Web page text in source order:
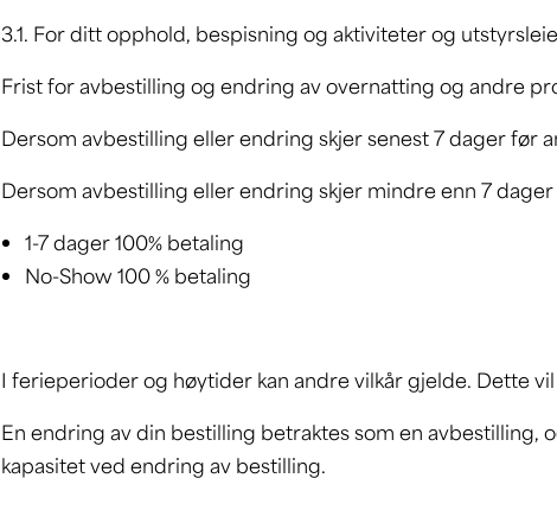
3.1. For ditt opphold, bespisning og aktiviteter og
Frist for avbestilling og endring av overnatting og andre
Dersom avbestilling eller endring skjer senest 7 dager før
Dersom avbestilling eller endring skjer mindre enn 7
1-7 dager 100% betaling
No-Show 100 % betaling
I ferieperioder og høytider kan andre vilkår gjelde. Dette
En endring av din bestilling betraktes som en
kapasitet ved endring av bestilling.